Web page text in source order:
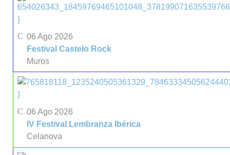
}
06 Ago 2026
Festival Castelo Rock
Muros
}
06 Ago 2026
IV Festival Lembranza Ibérica
Celanova